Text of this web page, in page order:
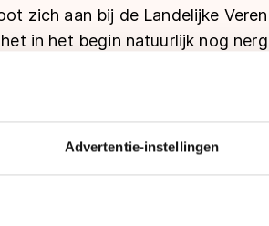
Advertentie-instellingen
zich aan bij de Landelijke
in het begin natuurlijk nog
was nog niet zo groot en
maar het